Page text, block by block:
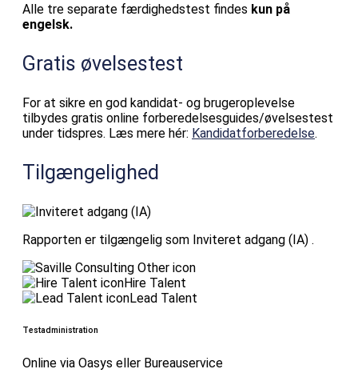
Alle tre separate færdighedstest findes kun på
engelsk.
Gratis øvelsestest
For at sikre en god kandidat- og brugeroplevelse
tilbydes gratis online forberedelsesguides/øvelsestest
under tidspres. Læs mere hér: Kandidatforberedelse.
Tilgængelighed
Rapporten er tilgængelig som Inviteret adgang (IA) .
Hire Talent
Lead Talent
Testadministration
Online via Oasys eller Bureauservice